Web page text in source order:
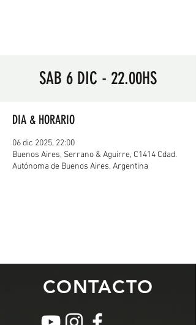
SAB 6 DIC - 22.00HS
DIA & HORARIO
06 dic 2025, 22:00
Buenos Aires, Serrano & Aguirre, C1414 Cdad.
Autónoma de Buenos Aires, Argentina
CONTACTO